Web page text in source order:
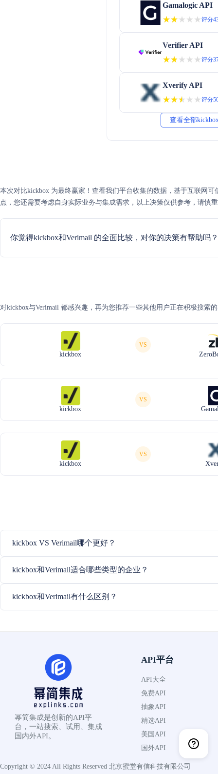
Gamalogic API
★★★★★
★★★★★评分
Verifier API
★★★★★
★★★★★评分
Xverify API
★★★★★
★★★★★评分
查看全部
本次对比kickbox 为最终赢家！查看我们平台收集的数据，基于互联网
点，您还需要考虑自身实际业务与集成需求，以上决策仅供参考，请慎
你觉得kickbox和Verimail 的全面比较，对你的决策有帮助吗？
对kickbox与Verimail 都感兴趣，再为您推荐一些其他用户正在积极搜索
kickbox
VS
kickbox
VS
kickbox
VS
kickbox VS Verimail哪个更好？
kickbox和Verimail适合哪些类型的企业？
kickbox和Verimail有什么区别？
幂简集成是创新的API平
台，一站搜索、试用、集成
国内外API。
API平台
API大全
免费API
抽象API
精选API
美国API
国外API
Copyright © 2024 All Rights Reserved 北京蜜堂有信科技有限公司